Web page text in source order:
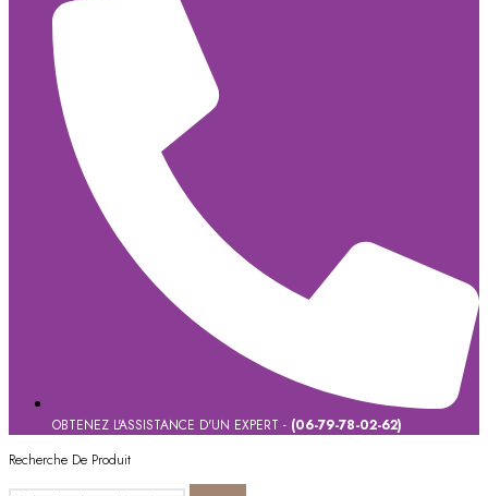
OBTENEZ L'ASSISTANCE D'UN EXPERT - (06-79-78-02-62)
Recherche De Produit